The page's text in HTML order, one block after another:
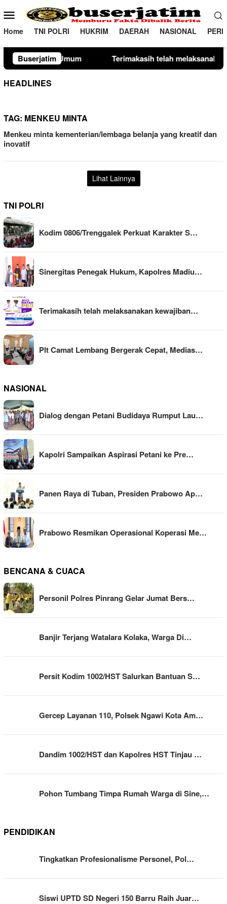
ke
konten
Menu
Mobile
Home TNI POLRI HUKRIM DAERAH NASIONAL
Buserjatim
Terimakasih telah melaksanakan kewajiban perpajakan
HEADLINES
TAG: MENKEU MINTA
Menkeu minta kementerian/lembaga belanja yang kreatif dan
inovatif
Lihat Lainnya
TNI POLRI
Kodim 0806/Trenggalek Perkuat Karakter S…
Sinergitas Penegak Hukum, Kapolres Madiu…
Terimakasih telah melaksanakan kewajiban…
Plt Camat Lembang Bergerak Cepat, Medias…
NASIONAL
Dialog dengan Petani Budidaya Rumput Lau…
Kapolri Sampaikan Aspirasi Petani ke Pre…
Panen Raya di Tuban, Presiden Prabowo Ap…
Prabowo Resmikan Operasional Koperasi Me…
BENCANA & CUACA
Personil Polres Pinrang Gelar Jumat Bers…
Banjir Terjang Watalara Kolaka, Warga Di…
Persit Kodim 1002/HST Salurkan Bantuan S…
Gercep Layanan 110, Polsek Ngawi Kota Am…
Dandim 1002/HST dan Kapolres HST Tinjau …
Pohon Tumbang Timpa Rumah Warga di Sine,…
PENDIDIKAN
Tingkatkan Profesionalisme Personel, Pol…
Siswi UPTD SD Negeri 150 Barru Raih Juar…